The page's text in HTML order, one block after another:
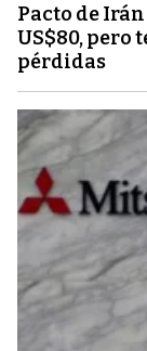
Pacto de
US$80, pero
pérdidas